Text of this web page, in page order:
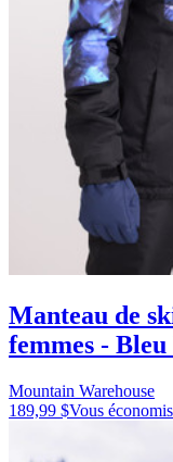
Manteau de
femmes -
Mountain Warehouse
189,99 $Vous